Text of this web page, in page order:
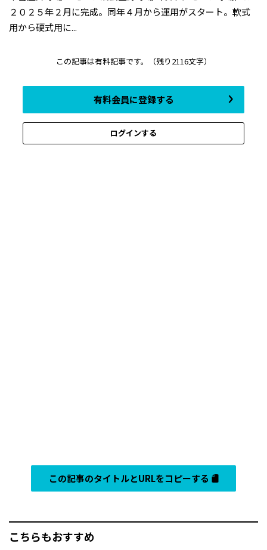
２０２５年２月に完成。同年４月から運用がスタート。軟式
用から硬式用に...
この記事は有料記事です。 （残り2116文字）
有料会員に登録する
ログインする
この記事のタイトルとURLをコピーする
こちらもおすすめ